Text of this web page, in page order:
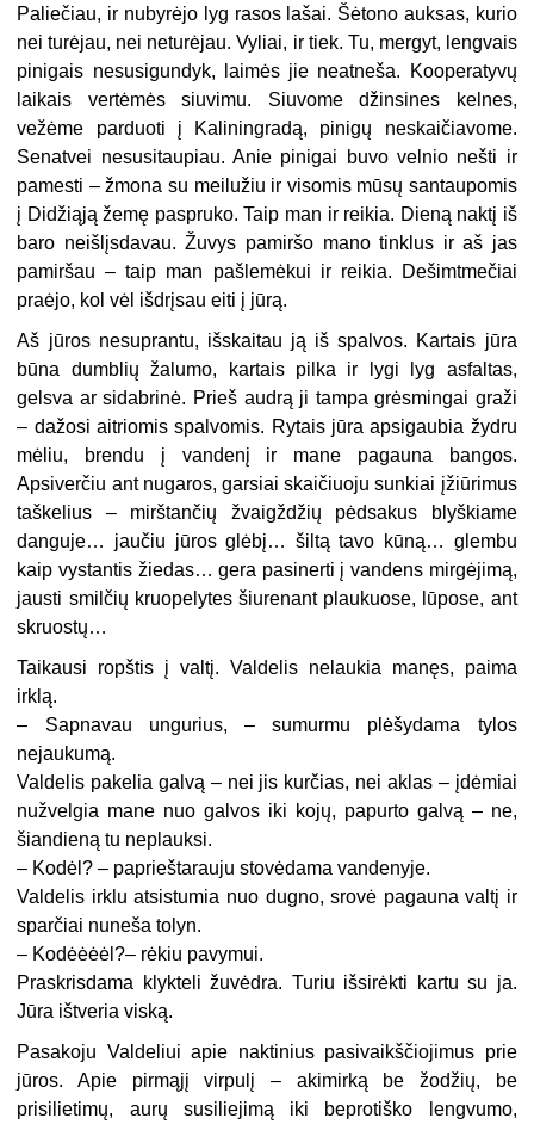
Paliečiau, ir nubyrėjo lyg rasos lašai. Šėtono auksas, kurio
nei turėjau, nei neturėjau. Vyliai, ir tiek. Tu, mergyt, lengvais
pinigais nesusigundyk, laimės jie neatneša. Kooperatyvų
laikais vertėmės siuvimu. Siuvome džinsines kelnes,
vežėme parduoti į Kaliningradą, pinigų neskaičiavome.
Senatvei nesusitaupiau. Anie pinigai buvo velnio nešti ir
pamesti – žmona su meilužiu ir visomis mūsų santaupomis
į Didžiąją žemę paspruko. Taip man ir reikia. Dieną naktį iš
baro neišlįsdavau. Žuvys pamiršo mano tinklus ir aš jas
pamiršau – taip man pašlemėkui ir reikia. Dešimtmečiai
praėjo, kol vėl išdrįsau eiti į jūrą.
Aš jūros nesuprantu, išskaitau ją iš spalvos. Kartais jūra
būna dumblių žalumo, kartais pilka ir lygi lyg asfaltas,
gelsva ar sidabrinė. Prieš audrą ji tampa grėsmingai graži
– dažosi aitriomis spalvomis. Rytais jūra apsigaubia žydru
mėliu, brendu į vandenį ir mane pagauna bangos.
Apsiverčiu ant nugaros, garsiai skaičiuoju sunkiai įžiūrimus
taškelius – mirštančių žvaigždžių pėdsakus blyškiame
danguje… jaučiu jūros glėbį… šiltą tavo kūną… glembu
kaip vystantis žiedas… gera pasinerti į vandens mirgėjimą,
jausti smilčių kruopelytes šiurenant plaukuose, lūpose, ant
skruostų…
Taikausi ropštis į valtį. Valdelis nelaukia manęs, paima
irklą.
– Sapnavau ungurius, – sumurmu plėšydama tylos
nejaukumą.
Valdelis pakelia galvą – nei jis kurčias, nei aklas – įdėmiai
nužvelgia mane nuo galvos iki kojų, papurto galvą – ne,
šiandieną tu neplauksi.
– Kodėl? – paprieštarauju stovėdama vandenyje.
Valdelis irklu atsistumia nuo dugno, srovė pagauna valtį ir
sparčiai nuneša tolyn.
– Kodėėėėl?– rėkiu pavymui.
Praskrisdama klykteli žuvėdra. Turiu išsirėkti kartu su ja.
Jūra ištveria viską.
Pasakoju Valdeliui apie naktinius pasivaikščiojimus prie
jūros. Apie pirmąjį virpulį – akimirką be žodžių, be
prisilietimų, aurų susiliejimą iki beprotiško lengvumo,